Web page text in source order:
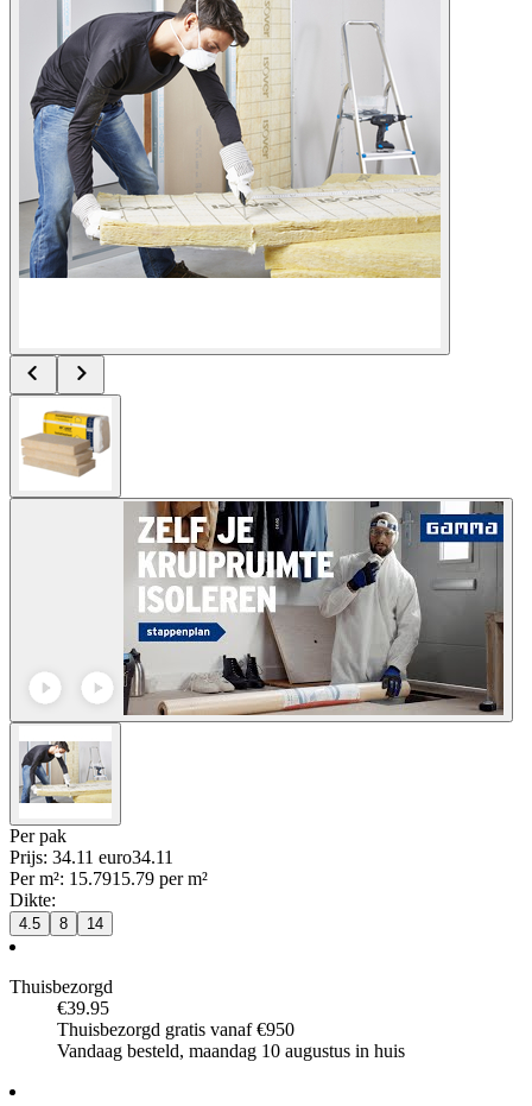
Per pak
Prijs: 34.11 euro34.11
Per m²: 15.7915.79 per m²
Dikte:
4.5 8 14
Thuisbezorgd
€39.95
Thuisbezorgd gratis vanaf €950
Vandaag besteld, maandag 10 augustus in huis